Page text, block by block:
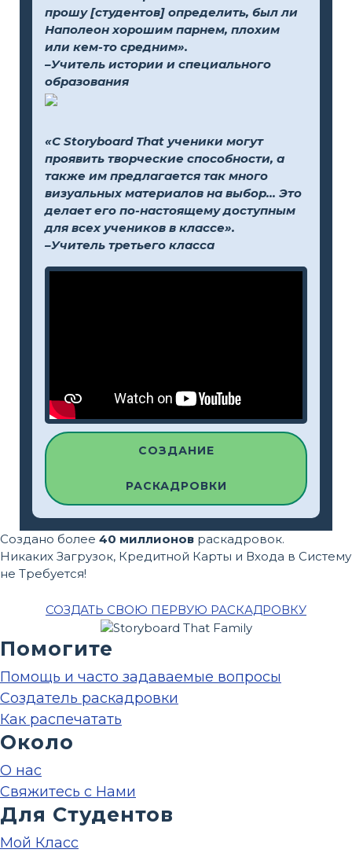
прошу [студентов] определить, был ли
Наполеон хорошим парнем, плохим
или кем-то средним».
–Учитель истории и специального
образования
«С Storyboard That ученики могут
проявить творческие способности, а
также им предлагается так много
визуальных материалов на выбор... Это
делает его по-настоящему доступным
для всех учеников в классе».
–Учитель третьего класса
СОЗДАНИЕ
РАСКАДРОВКИ
Создано более 40 миллионов раскадровок.
Никаких Загрузок, Кредитной Карты и Входа в Систему
не Требуется!
СОЗДАТЬ СВОЮ ПЕРВУЮ РАСКАДРОВКУ
Помогите
Помощь и часто задаваемые вопросы
Создатель раскадровки
Как распечатать
Около
О нас
Свяжитесь с Нами
Для Студентов
Мой Класс